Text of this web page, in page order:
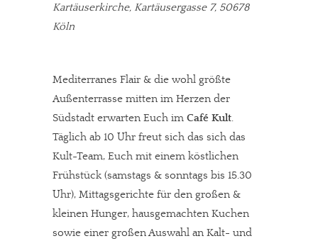
Kartäuserkirche, Kartäusergasse 7, 50678
Köln
Mediterranes Flair & die wohl größte
Außenterrasse mitten im Herzen der
Südstadt erwarten Euch im Café Kult.
Täglich ab 10 Uhr freut sich das sich das
Kult-Team, Euch mit einem köstlichen
Frühstück (samstags & sonntags bis 15.30
Uhr), Mittagsgerichte für den großen &
kleinen Hunger, hausgemachten Kuchen
sowie einer großen Auswahl an Kalt- und